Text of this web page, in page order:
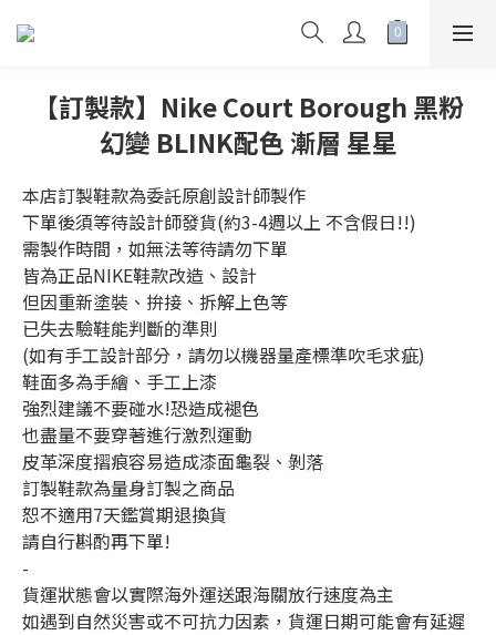
【訂製款】Nike Court Borough 黑粉
幻變 BLINK配色 漸層 星星
本店訂製鞋款為委託原創設計師製作
下單後須等待設計師發貨(約3-4週以上 不含假日!!)
需製作時間，如無法等待請勿下單
皆為正品NIKE鞋款改造、設計
但因重新塗裝、拚接、拆解上色等
已失去驗鞋能判斷的準則
(如有手工設計部分，請勿以機器量產標準吹毛求疵)
鞋面多為手繪、手工上漆
強烈建議不要碰水!恐造成褪色
也盡量不要穿著進行激烈運動
皮革深度摺痕容易造成漆面龜裂、剝落
訂製鞋款為量身訂製之商品
恕不適用7天鑑賞期退換貨
請自行斟酌再下單!
-
貨運狀態會以實際海外運送跟海關放行速度為主
如遇到自然災害或不可抗力因素，貨運日期可能會有延遲